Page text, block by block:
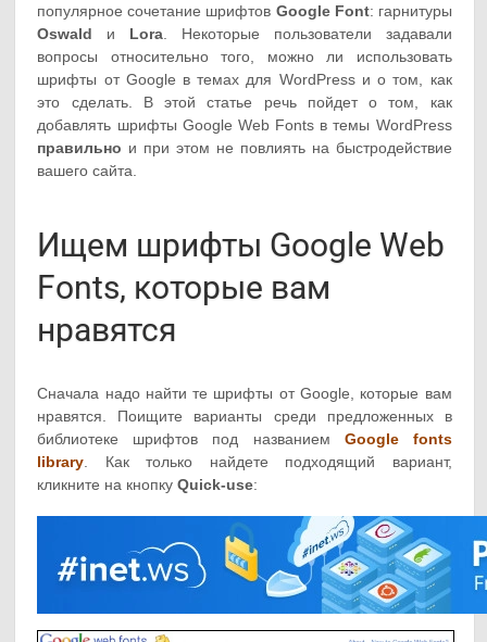
популярное сочетание шрифтов Google Font: гарнитуры
Oswald и Lora . Некоторые пользователи задавали
вопросы относительно того, можно ли использовать
шрифты от Google в темах для WordPress и о том, как
это сделать. В этой статье речь пойдет о том, как
добавлять шрифты Google Web Fonts в темы WordPress
правильно и при этом не повлиять на быстродействие
вашего сайта.
Ищем шрифты Google Web
Fonts, которые вам
нравятся
Сначала надо найти те шрифты от Google, которые вам
нравятся. Поищите варианты среди предложенных в
библиотеке шрифтов под названием Google fonts
library . Как только найдете подходящий вариант,
кликните на кнопкуQuick-use: